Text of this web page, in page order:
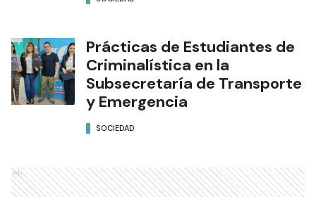
Prácticas de Estudiantes de
Criminalística en la
Subsecretaría de Transporte
y Emergencia
SOCIEDAD
Ads